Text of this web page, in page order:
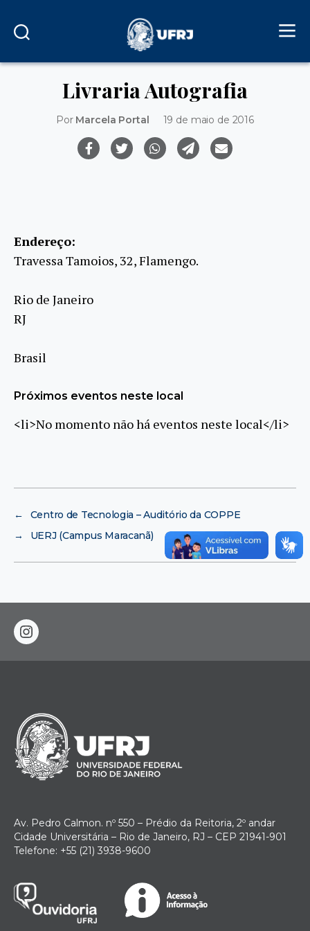
Livraria Autografia
Por Marcela Portal 19 de maio de 2016
Endereço:
Travessa Tamoios, 32, Flamengo.
Rio de Janeiro
RJ
Brasil
Próximos eventos neste local
<li>No momento não há eventos neste local</li>
←
Centro de Tecnologia – Auditório da COPPE
→
UERJ (Campus Maracanã)
instagram
Av. Pedro Calmon. nº 550 – Prédio da Reitoria, 2º andar
Cidade Universitária – Rio de Janeiro, RJ – CEP 21941-901
Telefone: +55 (21) 3938-9600